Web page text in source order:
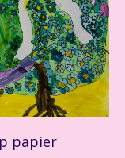
papier